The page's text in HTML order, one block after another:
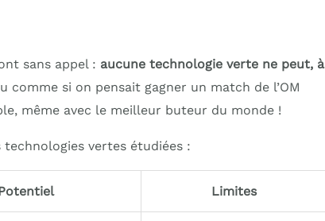
sans appel : aucune technologie verte ne peut, à
comme si on pensait gagner un match de l’OM
même avec le meilleur buteur du monde !
vertes étudiées :
Limites